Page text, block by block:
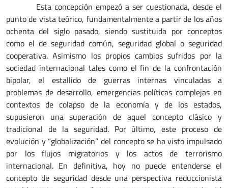
Esta concepción empezó a ser cuestionada, desde el
punto de vista teórico, fundamentalmente a partir de los años
ochenta del siglo pasado, siendo sustituida por conceptos
como el de seguridad común, seguridad global o seguridad
cooperativa. Asimismo los propios cambios sufridos por la
sociedad internacional tales como el fin de la confrontación
bipolar, el estallido de guerras internas vinculadas a
problemas de desarrollo, emergencias políticas complejas en
contextos de colapso de la economía y de los estados,
supusieron una superación de aquel concepto clásico y
tradicional de la seguridad. Por último, este proceso de
evolución y “globalización” del concepto se ha visto impulsado
por los flujos migratorios y los actos de terrorismo
internacional. En definitiva, hoy no puede entenderse el
concepto de seguridad desde una perspectiva reduccionista